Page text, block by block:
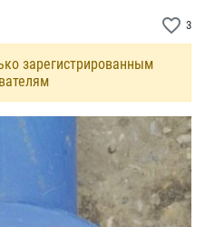
favorite_border 3
зарегистрированным